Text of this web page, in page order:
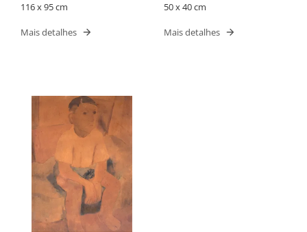
116 x 95 cm
Mais detalhes
50 x 40 cm
Mais detalhes